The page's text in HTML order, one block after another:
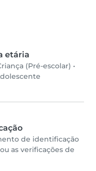
etária
(Pré-escolar) •
de identificação
as verificações de